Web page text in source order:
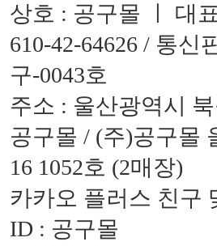
상호 : 공구몰 ㅣ 대
610-42-64626 / 통신
구-0043호
주소 : 울산광역시
공구몰 / (주)공구몰
16 1052호 (2매장)
카카오 플러스 친구
ID : 공구몰